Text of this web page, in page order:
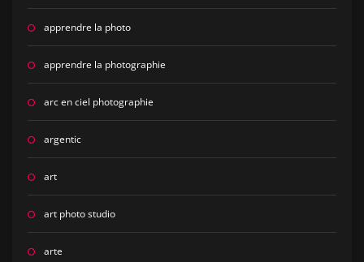
apprendre la photo
apprendre la photographie
arc en ciel photographie
argentic
art
art photo studio
arte